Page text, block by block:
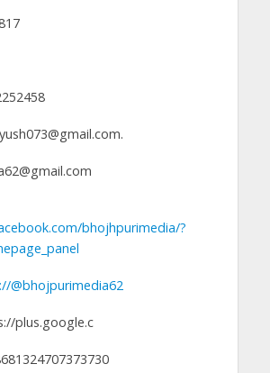
bhojhpurimedia/?
@bhojpurimedia62
plus.google.c